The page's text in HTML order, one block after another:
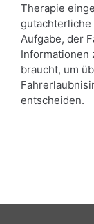
Therapie
gutachterliche
Aufgabe, der
Informationen
braucht, um
entscheiden.